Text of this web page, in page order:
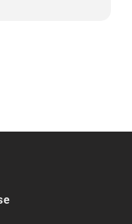
à 15h30 – Ebly